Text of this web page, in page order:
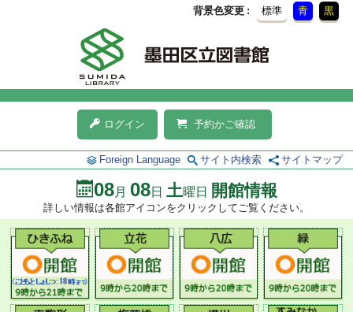
背景色変更 標準 青 黒
ログイン 予約かご確認
Foreign Language サイト内検索 サイトマップ
08月 08日 土曜日 開館情報
詳しい情報は各館アイコンをクリックしてご覧ください。